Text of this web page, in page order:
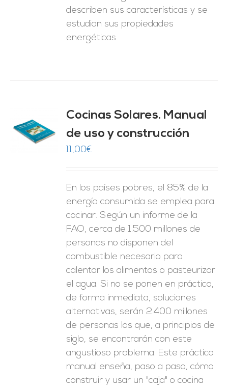
describen sus características y se
estudian sus propiedades
energéticas
Cocinas Solares. Manual
de uso y construcción
11,00€
En los países pobres, el 85% de la
energía consumida se emplea para
cocinar. Según un informe de la
FAO, cerca de 1.500 millones de
personas no disponen del
combustible necesario para
calentar los alimentos o pasteurizar
el agua. Si no se ponen en práctica,
de forma inmediata, soluciones
alternativas, serán 2.400 millones
de personas las que, a principios de
siglo, se encontrarán con este
angustioso problema. Este práctico
manual enseña, paso a paso, cómo
construir y usar un "caja" o cocina